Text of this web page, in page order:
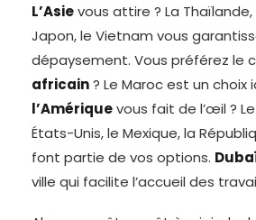
L’Asievous attire ? La Thaïlande,
Japon, le Vietnam vous
dépaysement. Vous préférez le
africain? Le Maroc est un choix
l’Amériquevous fait de l’œil ?
États-Unis, le Mexique, la
font partie de vos options.
ville qui facilite l’accueil des